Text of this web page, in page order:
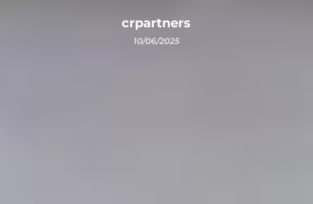
crpartners
10/06/2025